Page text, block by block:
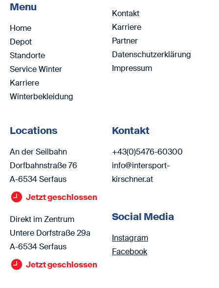
Menu
Home
Depot
Standorte
Service Winter
Karriere
Winterbekleidung
Kontakt
Karriere
Partner
Datenschutzerklärung
Impressum
Locations
An der Seilbahn
Dorfbahnstraße 76
A-6534 Serfaus
Jetzt geschlossen
Direkt im Zentrum
Untere Dorfstraße 29a
A-6534 Serfaus
Jetzt geschlossen
Kontakt
+43(0)5476-60300
info@intersport-
kirschner.at
Social Media
Instagram
Facebook